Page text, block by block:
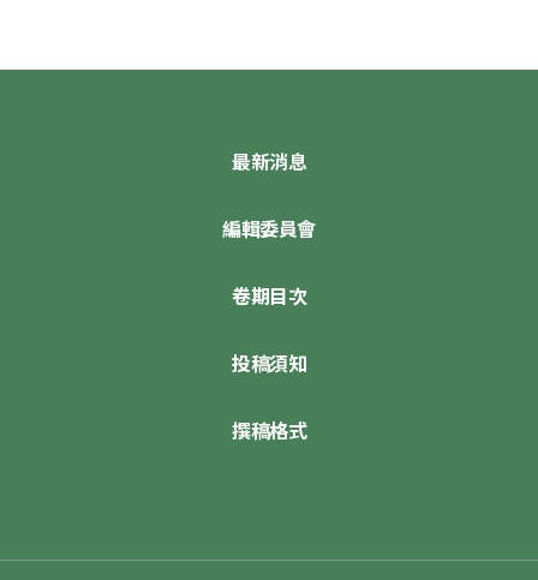
最新消息
編輯委員會
卷期目次
投稿須知
撰稿格式